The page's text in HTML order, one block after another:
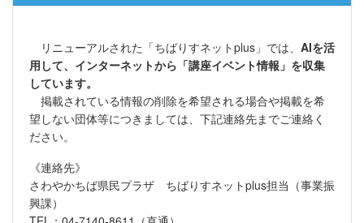
リニューアルされた「ちばりすネットplus」では、 AIを活
用して、インターネットから「講座イベント情報」を収集
しています。
掲載されている情報の削除を希望される場合や掲載を希
望しない団体等につきましては、下記連絡先までご連絡く
ださい。
《連絡先》
さわやかちば県民プラザ ちばりすネットplus担当（事業振
興課）